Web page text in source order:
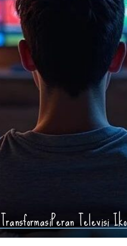
Peran Televisi